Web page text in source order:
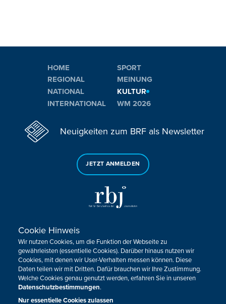
HOME
REGIONAL
NATIONAL
INTERNATIONAL
SPORT
MEINUNG
KULTUR
WM 2026
Neuigkeiten zum BRF als Newsletter
JETZT ANMELDEN
Sie haben noch Fragen oder Anmerkungen?
KONTAKTIEREN SIE UNS!
Impressum Datenschutz Kontakt
Barrierefreiheit
Cookie-Zustimmung anpassen
Design, Konzept & Programmierung:
Cookie Hinweis
Wir nutzen Cookies, um die Funktion der Webseite zu
gewährleisten (essentielle Cookies). Darüber hinaus nutzen wir
Cookies, mit denen wir User-Verhalten messen können. Diese
Daten teilen wir mit Dritten. Dafür brauchen wir Ihre Zustimmung.
Welche Cookies genau genutzt werden, erfahren Sie in unseren
Datenschutzbestimmungen.
Nur essentielle Cookies zulassen